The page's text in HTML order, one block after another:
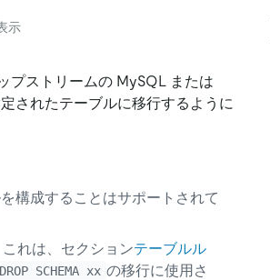
示
プストリームの MySQL または
されたテーブルに移行するように
構成することはサポートされて
れは、セクションテーブルル
SCHEMA xx の移行に使用さ